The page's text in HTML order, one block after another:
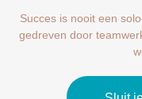
Succes is nooit een
gedreven door